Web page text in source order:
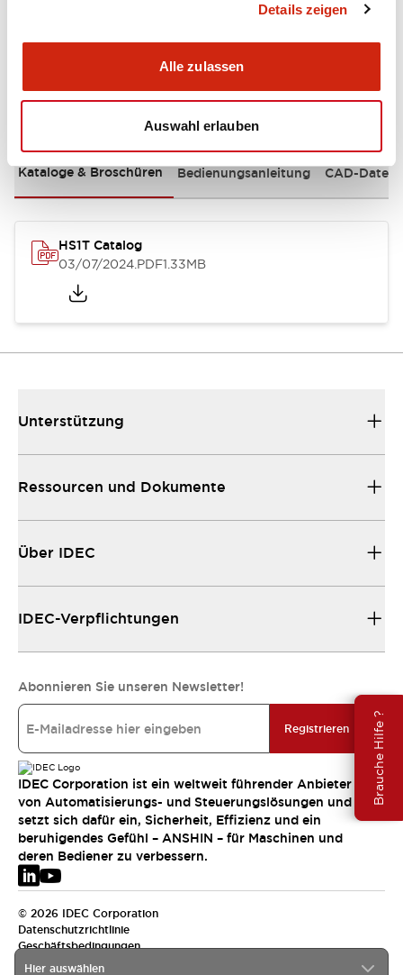
Details zeigen
Alle zulassen
Auswahl erlauben
Brauche Hilfe ?
Dokumente und Dateien
Kataloge & Broschüren Bedienungsanleitung CAD-
HS1T Catalog
03/07/2024.PDF1.33MB
Hier auswählen
Unterstützung
Ressourcen und Dokumente
Über IDEC
IDEC-Verpflichtungen
Abonnieren Sie unseren Newsletter!
Registrieren
IDEC Corporation ist ein weltweit führender Anbieter
von Automatisierungs- und Steuerungslösungen und
setzt sich dafür ein, Sicherheit, Effizienz und ein
beruhigendes Gefühl – ANSHIN – für Maschinen und
deren Bediener zu verbessern.
© 2026 IDEC Corporation
Datenschutzrichtlinie
Geschäftsbedingungen